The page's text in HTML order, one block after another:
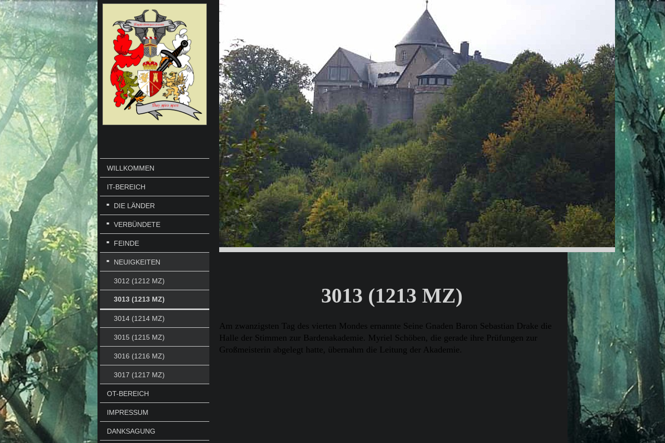
WILLKOMMEN
IT-BEREICH
DIE LÄNDER
VERBÜNDETE
FEINDE
NEUIGKEITEN
3012 (1212 MZ)
3013 (1213 MZ)
3014 (1214 MZ)
3015 (1215 MZ)
3016 (1216 MZ)
3017 (1217 MZ)
OT-BEREICH
IMPRESSUM
DANKSAGUNG
3013 (1213 MZ)
Am zwanzigsten Tag des vierten Mondes ernannte Seine Gnaden Baron Sebastian Drake die
Halle der Stimmen zur Bardenakademie . Myriel Schöben, die gerade ihre Prüfungen zur
Großmeisterin abgelegt hatte, übernahm die Leitung der Akademie .